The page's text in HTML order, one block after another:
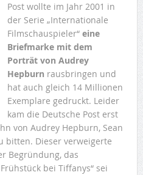
Post wollte im Jahr 2001 in
der Serie „Internationale
Filmschauspieler“ eine
Briefmarke mit dem
Porträt von Audrey
Hepburn rausbringen und
hat auch gleich 14 Millionen
Exemplare gedruckt. Leider
kam die Deutsche Post erst
von Audrey Hepburn, Sean
bitten. Dieser verweigerte
Begründung, das
bei Tiffanys“ sei